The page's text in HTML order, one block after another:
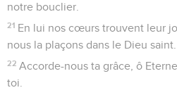
notre bouclier.
21 En lui nos cœurs trouvent leur
nous la plaçons dans le Dieu saint.
22 Accorde-nous ta grâce, ô
toi.